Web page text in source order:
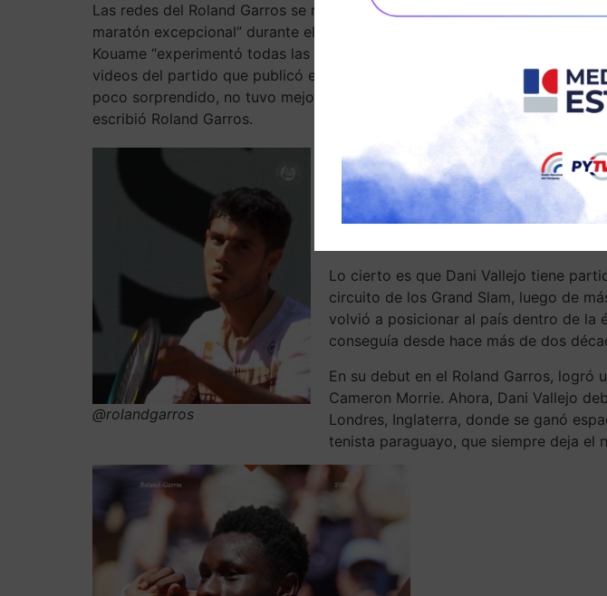
Las redes del Roland Garros se refirieron al partido como “un
maratón excepcional” durante el cual el jugador local, Moïse
Kouame “experimentó todas las emociones”. En uno de los tantos
videos del partido que publicó en X se muestran los segundos finales,
poco sorprendido, no tuvo mejor reacción que desplomarse sobre el
escribió Roland Garros.
@rolandgarros
Al final del partido, el francés es
toda la valentía que requirió para
estaba quebrado pero no dejé de
muchas energía para poder continuar
Lo cierto es que Dani Vallejo tiene
circuito de los Grand Slam, luego de
volvió a posicionar al país dentro de la
conseguía desde hace más de dos
En su debut en el Roland Garros,
Cameron Morrie. Ahora, Dani Vallejo
Londres, Inglaterra, donde se ganó
tenista paraguayo, que siempre deja el